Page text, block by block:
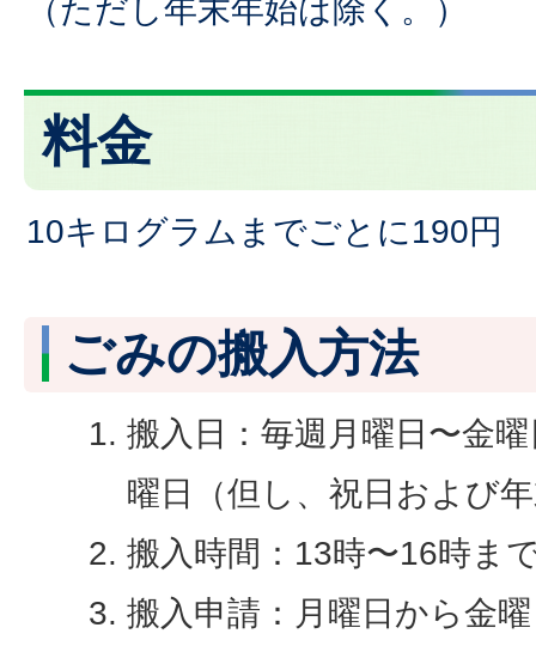
（ただし年末年始は除く。）
料金
10キログラムまでごとに190円
ごみの搬入方法
搬入日：毎週月曜日〜金
曜日（但し、祝日および
搬入時間：13時〜16時ま
搬入申請：月曜日から金